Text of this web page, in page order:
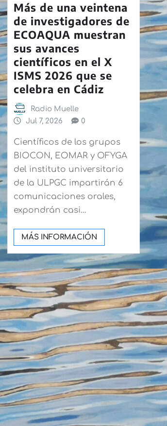
Más de una veintena
de investigadores de
ECOAQUA muestran
sus avances
científicos en el X
ISMS 2026 que se
celebra en Cádiz
Radio Muelle
Jul 7, 2026
0
Científicos de los grupos
BIOCON, EOMAR y OFYGA
del instituto universitario
de la ULPGC impartirán 6
comunicaciones orales,
expondrán casi…
MÁS INFORMACIÓN